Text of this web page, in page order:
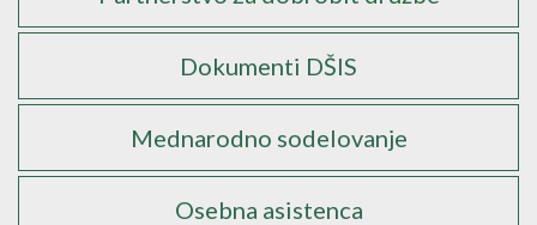
Dokumenti DŠIS
Mednarodno sodelovanje
Osebna asistenca